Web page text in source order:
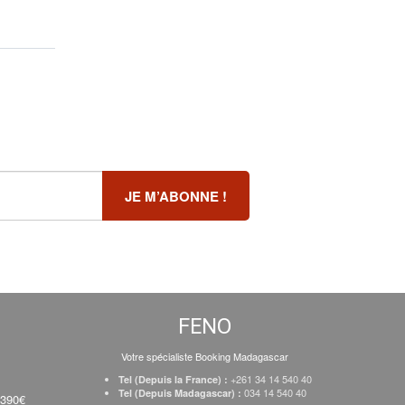
FENO
Votre spécialiste Booking Madagascar
Tel (Depuis la France) : +261 34 14 540 40
Tel (Depuis Madagascar) : 034 14 540 40